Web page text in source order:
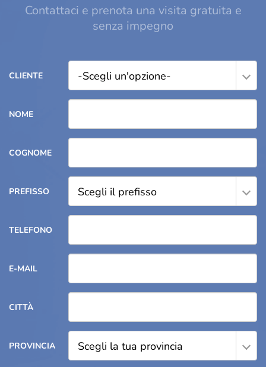
Contattaci e prenota una visita gratuita e
senza impegno
CLIENTE -Scegli un'opzione-
NOME
COGNOME
PREFISSO Scegli il prefisso
TELEFONO
E-MAIL
CITTÀ
PROVINCIA Scegli la tua provincia